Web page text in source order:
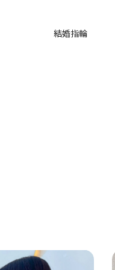
結婚指輪